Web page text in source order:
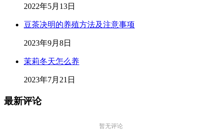
2022年5月13日
豆茶决明的养殖方法及注意事项
2023年9月8日
茉莉冬天怎么养
2023年7月21日
最新评论
暂无评论